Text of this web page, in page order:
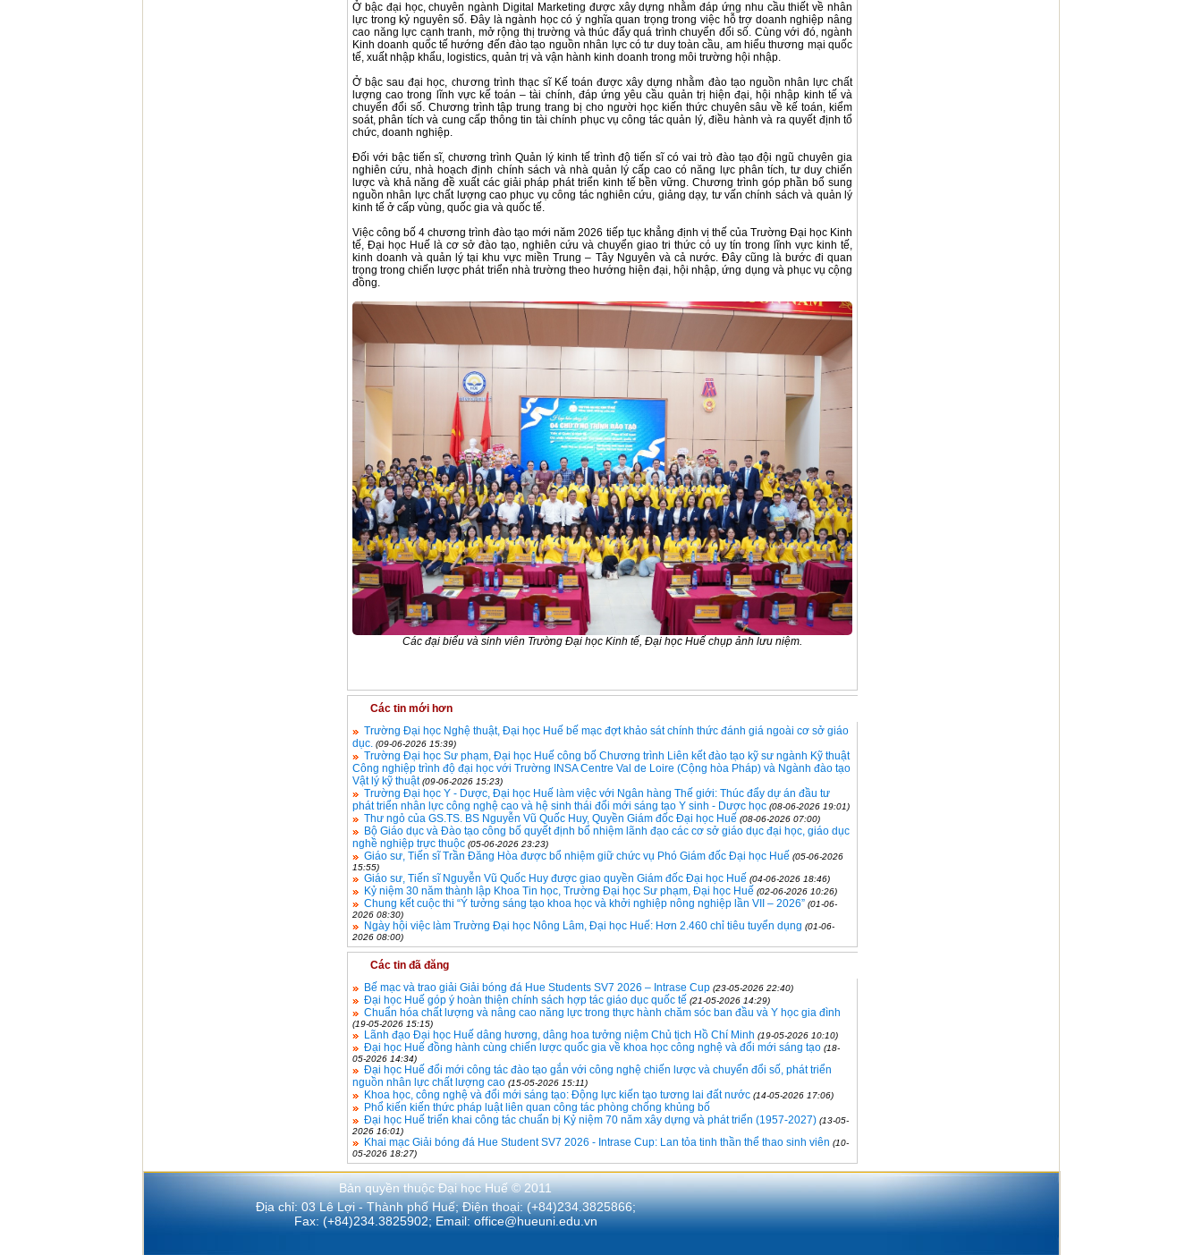
Ở bậc đại học, chuyên ngành Digital Marketing được xây dựng nhằm đáp ứng nhu cầu thiết về nhân
lực trong kỷ nguyên số. Đây là ngành học có ý nghĩa quan trọng trong việc hỗ trợ doanh nghiệp nâng
cao năng lực cạnh tranh, mở rộng thị trường và thúc đẩy quá trình chuyển đổi số. Cùng với đó, ngành
Kinh doanh quốc tế hướng đến đào tạo nguồn nhân lực có tư duy toàn cầu, am hiểu thương mại quốc
tế, xuất nhập khẩu, logistics, quản trị và vận hành kinh doanh trong môi trường hội nhập.
Ở bậc sau đại học, chương trình thạc sĩ Kế toán được xây dựng nhằm đào tạo nguồn nhân lực chất
lượng cao trong lĩnh vực kế toán – tài chính, đáp ứng yêu cầu quản trị hiện đại, hội nhập kinh tế và
chuyển đổi số. Chương trình tập trung trang bị cho người học kiến thức chuyên sâu về kế toán, kiểm
soát, phân tích và cung cấp thông tin tài chính phục vụ công tác quản lý, điều hành và ra quyết định tổ
chức, doanh nghiệp.
Đối với bậc tiến sĩ, chương trình Quản lý kinh tế trình độ tiến sĩ có vai trò đào tạo đội ngũ chuyên gia
nghiên cứu, nhà hoạch định chính sách và nhà quản lý cấp cao có năng lực phân tích, tư duy chiến
lược và khả năng đề xuất các giải pháp phát triển kinh tế bền vững. Chương trình góp phần bổ sung
nguồn nhân lực chất lượng cao phục vụ công tác nghiên cứu, giảng dạy, tư vấn chính sách và quản lý
kinh tế ở cấp vùng, quốc gia và quốc tế.
Việc công bố 4 chương trình đào tạo mới năm 2026 tiếp tục khẳng định vị thế của Trường Đại học Kinh
tế, Đại học Huế là cơ sở đào tạo, nghiên cứu và chuyển giao tri thức có uy tín trong lĩnh vực kinh tế,
kinh doanh và quản lý tại khu vực miền Trung – Tây Nguyên và cả nước. Đây cũng là bước đi quan
trọng trong chiến lược phát triển nhà trường theo hướng hiện đại, hội nhập, ứng dụng và phục vụ cộng
đồng.
Các đại biểu và sinh viên Trường Đại học Kinh tế, Đại học Huế chụp ảnh lưu niệm.
Các tin mới hơn
Trường Đại học Nghệ thuật, Đại học Huế bế mạc đợt khảo sát chính thức đánh giá ngoài cơ sở giáo
dục. (09-06-2026 15:39)
Trường Đại học Sư phạm, Đại học Huế công bố Chương trình Liên kết đào tạo kỹ sư ngành Kỹ thuật
Công nghiệp trình độ đại học với Trường INSA Centre Val de Loire (Cộng hòa Pháp) và Ngành đào tạo
Vật lý kỹ thuật (09-06-2026 15:23)
Trường Đại học Y - Dược, Đại học Huế làm việc với Ngân hàng Thế giới: Thúc đẩy dự án đầu tư
phát triển nhân lực công nghệ cao và hệ sinh thái đổi mới sáng tạo Y sinh - Dược học (08-06-2026 19:01)
Thư ngỏ của GS.TS. BS Nguyễn Vũ Quốc Huy, Quyền Giám đốc Đại học Huế (08-06-2026 07:00)
Bộ Giáo dục và Đào tạo công bố quyết định bổ nhiệm lãnh đạo các cơ sở giáo dục đại học, giáo dục
nghề nghiệp trực thuộc (05-06-2026 23:23)
Giáo sư, Tiến sĩ Trần Đăng Hòa được bổ nhiệm giữ chức vụ Phó Giám đốc Đại học Huế (05-06-2026
15:55)
Giáo sư, Tiến sĩ Nguyễn Vũ Quốc Huy được giao quyền Giám đốc Đại học Huế (04-06-2026 18:46)
Kỷ niệm 30 năm thành lập Khoa Tin học, Trường Đại học Sư phạm, Đại học Huế (02-06-2026 10:26)
Chung kết cuộc thi “Ý tưởng sáng tạo khoa học và khởi nghiệp nông nghiệp lần VII – 2026” (01-06-
2026 08:30)
Ngày hội việc làm Trường Đại học Nông Lâm, Đại học Huế: Hơn 2.460 chỉ tiêu tuyển dụng (01-06-
2026 08:00)
Các tin đã đăng
Bế mạc và trao giải Giải bóng đá Hue Students SV7 2026 – Intrase Cup (23-05-2026 22:40)
Đại học Huế góp ý hoàn thiện chính sách hợp tác giáo dục quốc tế (21-05-2026 14:29)
Chuẩn hóa chất lượng và nâng cao năng lực trong thực hành chăm sóc ban đầu và Y học gia đình
(19-05-2026 15:15)
Lãnh đạo Đại học Huế dâng hương, dâng hoa tưởng niệm Chủ tịch Hồ Chí Minh (19-05-2026 10:10)
Đại học Huế đồng hành cùng chiến lược quốc gia về khoa học công nghệ và đổi mới sáng tạo (18-
05-2026 14:34)
Đại học Huế đổi mới công tác đào tạo gắn với công nghệ chiến lược và chuyển đổi số, phát triển
nguồn nhân lực chất lượng cao (15-05-2026 15:11)
Khoa học, công nghệ và đổi mới sáng tạo: Động lực kiến tạo tương lai đất nước (14-05-2026 17:06)
Phổ kiến kiến thức pháp luật liên quan công tác phòng chống khủng bố
Đại học Huế triển khai công tác chuẩn bị Kỷ niệm 70 năm xây dựng và phát triển (1957-2027) (13-05-
2026 16:01)
Khai mạc Giải bóng đá Hue Student SV7 2026 - Intrase Cup: Lan tỏa tinh thần thể thao sinh viên (10-
05-2026 18:27)
Bản quyền thuộc Đại học Huế © 2011
Địa chỉ: 03 Lê Lợi - Thành phố Huế; Điện thoại: (+84)234.3825866;
Fax: (+84)234.3825902; Email:office@hueuni.edu.vn